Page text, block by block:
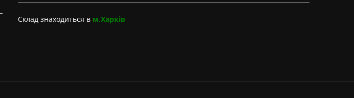
Склад знаходиться в м.Харків